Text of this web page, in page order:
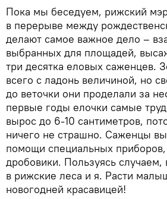
Пока мы беседуем, рижский
в перерыве между
делают самое важное дело –
выбранных для площадей,
три десятка еловых саженцев.
всего с ладонь величиной, но
до веточки они проделали за
первые годы елочки самые
вырос до 6-10 сантиметров,
ничего не страшно. Саженцы
помощи специальных
дробовики. Пользуясь
в рижские леса и я. Расти
новогодней красавицей!